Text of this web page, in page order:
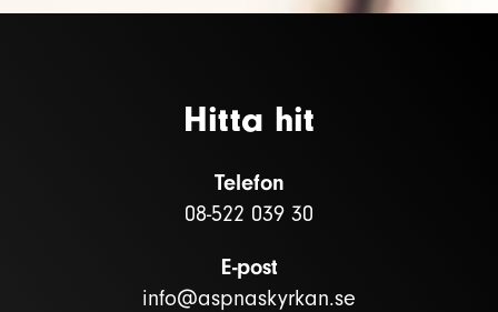
Hitta hit
Telefon
08-522 039 30
E-post
info@aspnaskyrkan.se